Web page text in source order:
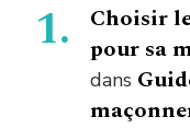
Choisir
pour sa
dans